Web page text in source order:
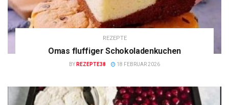
REZEPTE
Omas fluffiger Schokoladenkuchen
BY REZEPTE38 18 FEBRUAR 2026